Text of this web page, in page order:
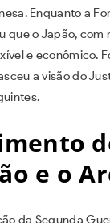
Enquanto a
que o Japão,
e econômico.
a visão do
e o
da Segunda